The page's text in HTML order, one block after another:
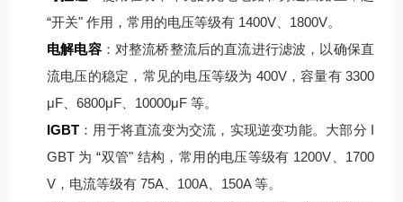
“开关" 作用，常用的电压等级有 1400V、1800V。
电解电容：对整流桥整流后的直流进行滤波，以确保直
流电压的稳定，常见的电压等级为 400V，容量有 3300
μF、6800μF、10000μF 等。
IGBT ：用于将直流变为交流，实现逆变功能。大部分 I
GBT 为 “双管" 结构，常用的电压等级有 1200V、1700
V，电流等级有 75A、100A、150A 等。